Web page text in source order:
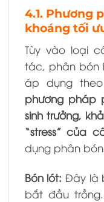
4.1. Phương
khoáng tối
Tùy vào loại
tác, phân bón
áp dụng
phương pháp
sinh trưởng,
“stress” của
dụng phân
Bón lót: Đây là
bắt đầu